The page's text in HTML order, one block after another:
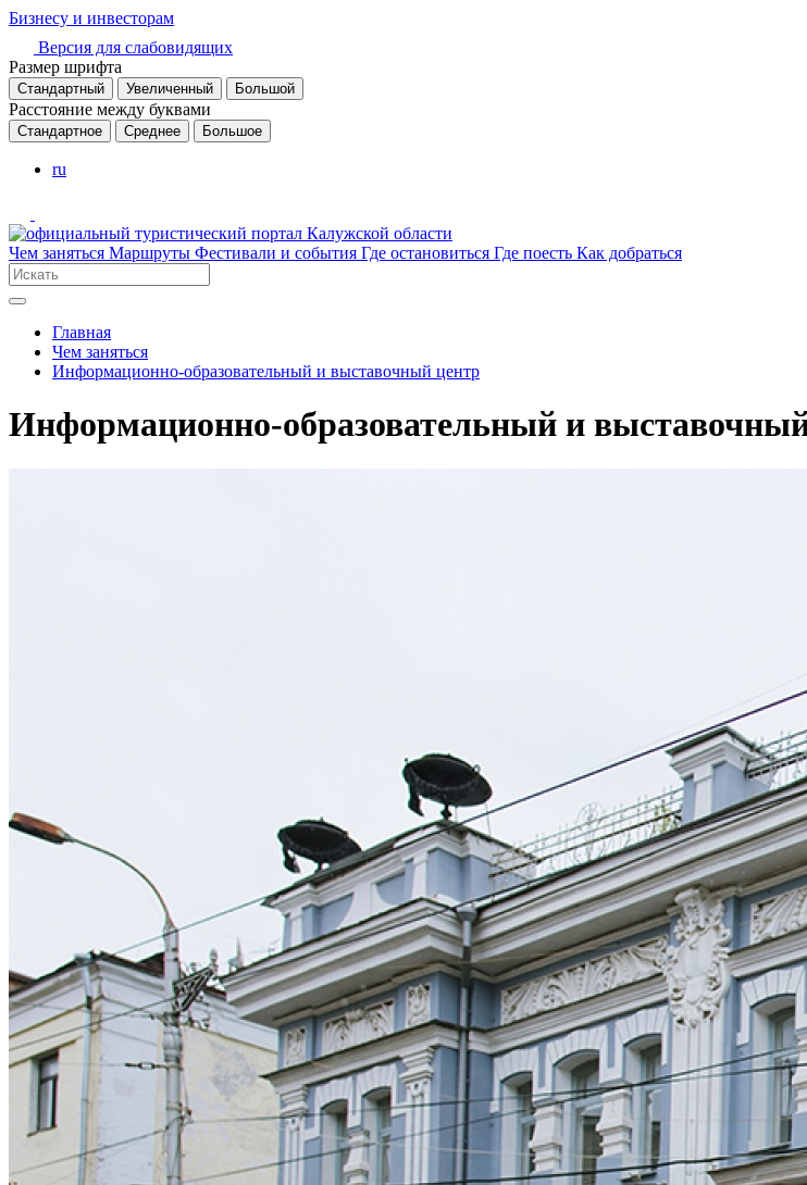
Бизнесу и инвесторам
Версия для слабовидящих
Размер шрифта
Стандартный Увеличенный Большой
Расстояние между буквами
Стандартное Среднее Большое
ru
Чем заняться Маршруты Фестивали и события Где остановиться Где поесть Как добраться
Главная
Чем заняться
Информационно-образовательный и выставочный центр
Информационно-образовательный и